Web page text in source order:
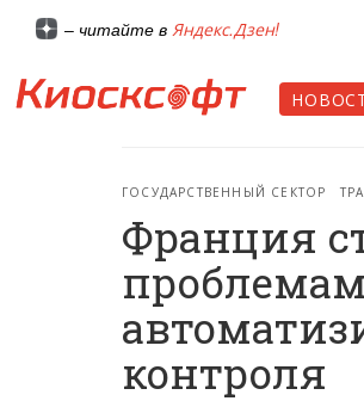
– читайте в Яндекс.Дзен!
ГОСУДАРСТВЕННЫЙ СЕКТОР
Франция
контроля